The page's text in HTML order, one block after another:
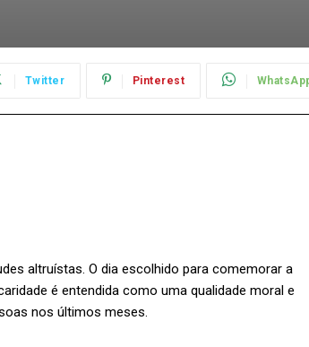
Twitter Pinterest
altruístas. O dia escolhido para comemorar a
é entendida como uma qualidade moral e
nos últimos meses.